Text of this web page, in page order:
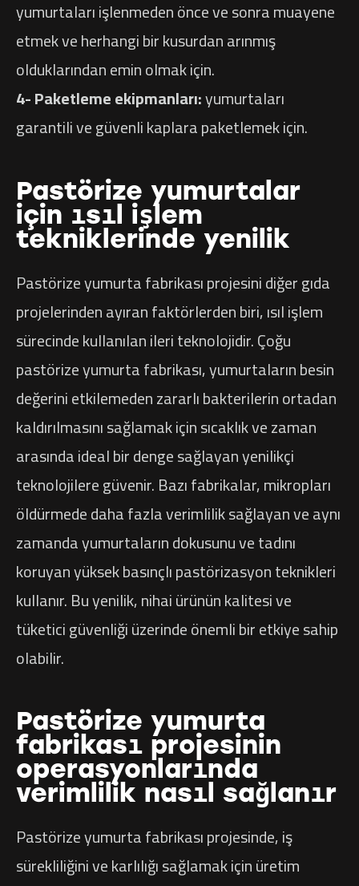
yumurtaları işlenmeden önce ve sonra muayene
etmek ve herhangi bir kusurdan arınmış
olduklarından emin olmak için.
4- Paketleme ekipmanları:yumurtaları
garantili ve güvenli kaplara paketlemek için.
Pastörize yumurtalar
için ısıl işlem
tekniklerinde yenilik
Pastörize yumurta fabrikası projesini diğer gıda
projelerinden ayıran faktörlerden biri, ısıl işlem
sürecinde kullanılan ileri teknolojidir. Çoğu
pastörize yumurta fabrikası, yumurtaların besin
değerini etkilemeden zararlı bakterilerin ortadan
kaldırılmasını sağlamak için sıcaklık ve zaman
arasında ideal bir denge sağlayan yenilikçi
teknolojilere güvenir. Bazı fabrikalar, mikropları
öldürmede daha fazla verimlilik sağlayan ve aynı
zamanda yumurtaların dokusunu ve tadını
koruyan yüksek basınçlı pastörizasyon teknikleri
kullanır. Bu yenilik, nihai ürünün kalitesi ve
tüketici güvenliği üzerinde önemli bir etkiye sahip
olabilir.
Pastörize yumurta
fabrikası projesinin
operasyonlarında
verimlilik nasıl sağlanır
Pastörize yumurta fabrikası projesinde, iş
sürekliliğini ve karlılığı sağlamak için üretim